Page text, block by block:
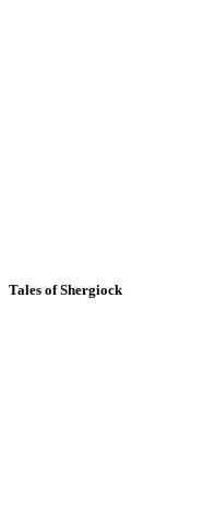
Tales of Shergiock